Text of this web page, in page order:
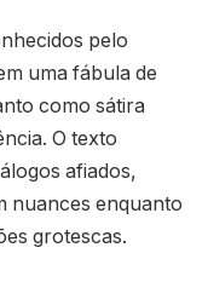
pelo
uma fábula de
como sátira
O texto
afiados,
nuances enquanto
grotescas.